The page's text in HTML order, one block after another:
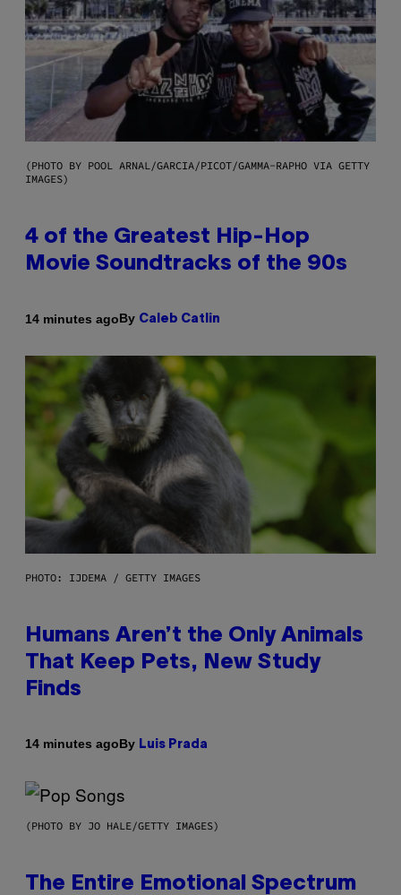
(PHOTO BY POOL ARNAL/GARCIA/PICOT/GAMMA-RAPHO VIA GETTY
IMAGES)
4 of the Greatest Hip-Hop
Movie Soundtracks of the 90s
14 minutes agoBy Caleb Catlin
PHOTO: IJDEMA / GETTY IMAGES
Humans Aren’t the Only Animals
That Keep Pets, New Study
Finds
14 minutes agoBy Luis Prada
(PHOTO BY JO HALE/GETTY IMAGES)
The Entire Emotional Spectrum